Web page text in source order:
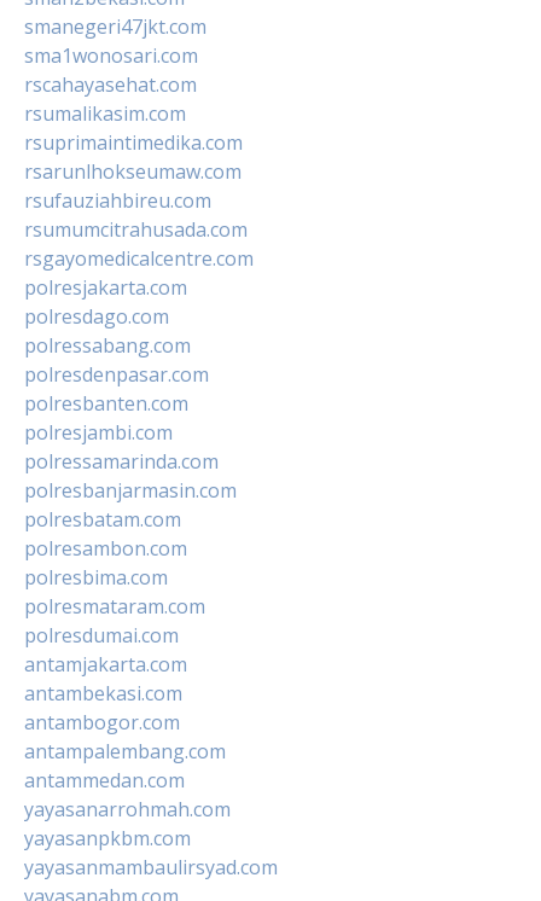
smanegeri47jkt.com
sma1wonosari.com
rscahayasehat.com
rsumalikasim.com
rsuprimaintimedika.com
rsarunlhokseumaw.com
rsufauziahbireu.com
rsumumcitrahusada.com
rsgayomedicalcentre.com
polresjakarta.com
polresdago.com
polressabang.com
polresdenpasar.com
polresbanten.com
polresjambi.com
polressamarinda.com
polresbanjarmasin.com
polresbatam.com
polresambon.com
polresbima.com
polresmataram.com
polresdumai.com
antamjakarta.com
antambekasi.com
antambogor.com
antampalembang.com
antammedan.com
yayasanarrohmah.com
yayasanpkbm.com
yayasanmambaulirsyad.com
yayasanabm.com